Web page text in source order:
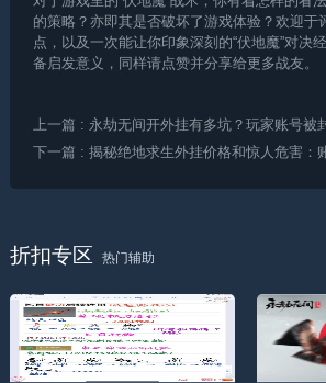
的策略？亦即其是否破坏了游戏体验？欢迎于
点，以及一次能让你印象深刻的“伏地魔”对决
备启发意义，同样请点赞并分享给更多战友。
上一篇 : 永劫无间开外挂有多坑？玩家账号被
下一篇 : 揭秘绝地求生外挂价格和惊人危害：
折扣专区 热门辅助